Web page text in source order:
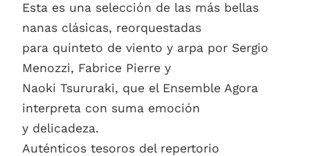
Esta es una selección de las más bellas
nanas clásicas, reorquestadas
para quinteto de viento y arpa por Sergio
Menozzi, Fabrice Pierre y
Naoki Tsururaki, que el Ensemble Agora
interpreta con suma emoción
y delicadeza.
Auténticos tesoros del repertorio